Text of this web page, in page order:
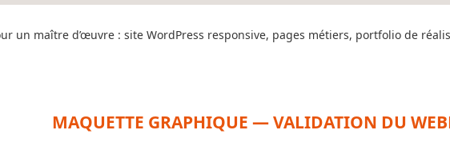
un maître d’œuvre : site WordPress responsive, pages métiers, portfolio de
MAQUETTE GRAPHIQUE — VALIDATION DU